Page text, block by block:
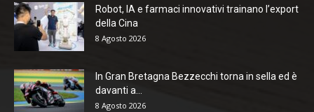
Robot, IA e farmaci innovativi trainano l’export
della Cina
8 Agosto 2026
In Gran Bretagna Bezzecchi torna in sella ed è
davanti a...
8 Agosto 2026